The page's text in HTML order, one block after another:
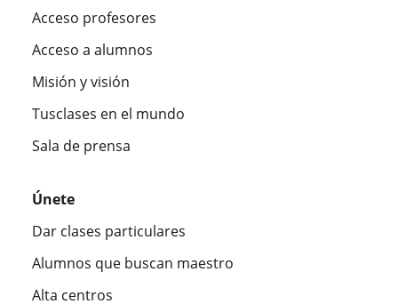
Acceso profesores
Acceso a alumnos
Misión y visión
Tusclases en el mundo
Sala de prensa
Únete
Dar clases particulares
Alumnos que buscan maestro
Alta centros